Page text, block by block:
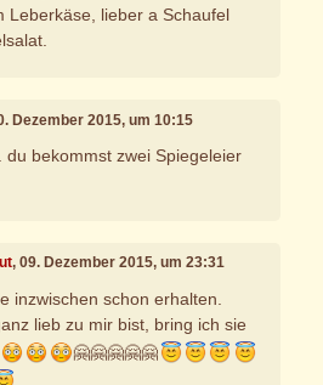
Leberkäse, lieber a Schaufel
Dezember 2015, um 10:15
du bekommst zwei Spiegeleier
, 09. Dezember 2015, um 23:31
inzwischen schon erhalten.
lieb zu mir bist, bring ich sie
🤗🤗🤗🤗🤗